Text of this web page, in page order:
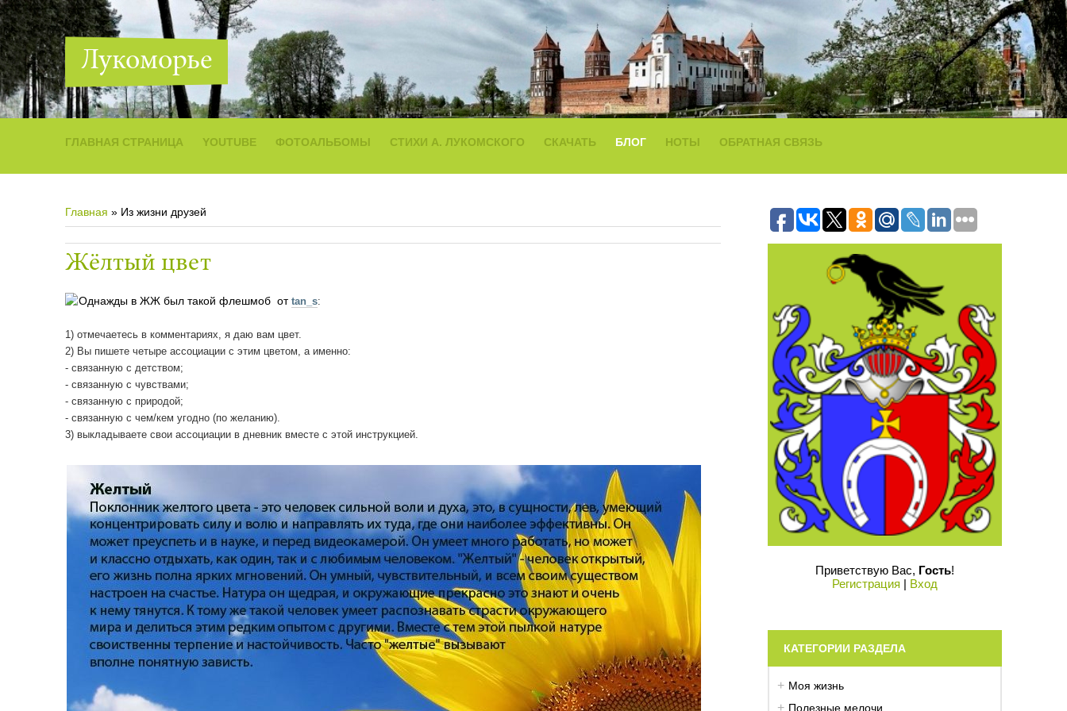
Лукоморье
ГЛАВНАЯ СТРАНИЦА YOUTUBE ФОТОАЛЬБОМЫ СТИХИ А. ЛУКОМСКОГО СКАЧАТЬ БЛОГ НОТЫ ОБРАТНАЯ СВЯЗЬ
Главная » Из жизни друзей
Жёлтый цвет
Однажды в ЖЖ был такой флешмоб от tan_s:
1) отмечаетесь в комментариях, я даю вам цвет.
2) Вы пишете четыре ассоциации с этим цветом, а именно:
- связанную с детством;
- связанную с чувствами;
- связанную с природой;
- связанную с чем/кем угодно (по желанию).
3) выкладываете свои ассоциации в дневник вместе с этой инструкцией.
Приветствую Вас, Гость!
Регистрация | Вход
КАТЕГОРИИ РАЗДЕЛА
Моя жизнь
Полезные мелочи